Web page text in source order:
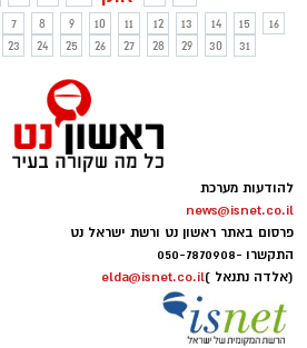
7 8 9 10 11 12 13 14 15
16
23 24 25 26 27 28 29 30 31
להודעות מערכת
news@isnet.co.il
פרסום באתר ראשון נט ורשת ישראל נט
התקשרו -050-7870908
(אלדה נתנאל )elda@isnet.co.il